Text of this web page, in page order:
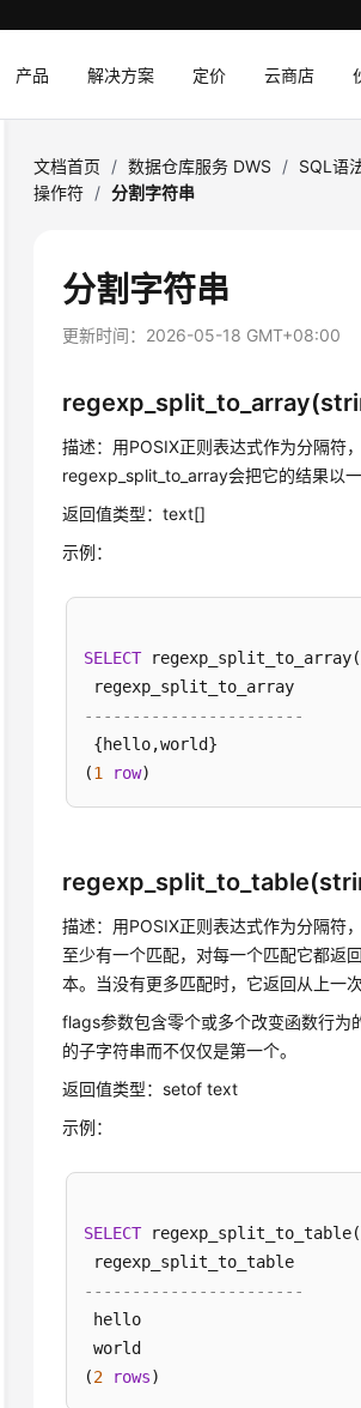
产品 解决方案 定价 云商店
文档首页 / 数据仓库服务 DWS / SQL语
操作符 / 分割字符串
分割字符串
更新时间： 2026-05-18 GMT+08:00
描述：用POSIX正则表达式作为分隔
regexp_split_to_array会把它的结果以
返回值类型：text[]
示例：
SELECT regexp_split_to_array(
-----------------------
{hello,world}
(1 row
描述：用POSIX正则表达式作为分隔
至少有一个匹配，对每一个匹配它都返
本。当没有更多匹配时，它返回从上一
flags参数包含零个或多个改变函数行为
的子字符串而不仅仅是第一个。
返回值类型：setof text
示例：
SELECT regexp_split_to_table(
-----------------------
hello
world
(2 rows